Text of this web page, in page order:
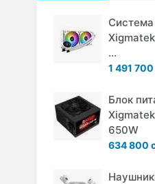
...
1 491
Блок
650W
634 800